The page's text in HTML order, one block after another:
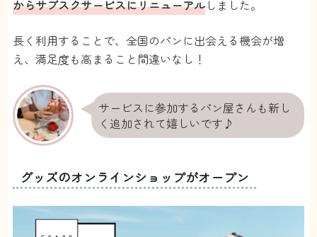
からサブスクサービスにリニューアルしました。
長く利用することで、全国のパンに出会える機会が増
え、満足度も高まること間違いなし！
サービスに参加するパン屋さんも新し
く追加されて嬉しいです♪
グッズのオンラインショップがオープン